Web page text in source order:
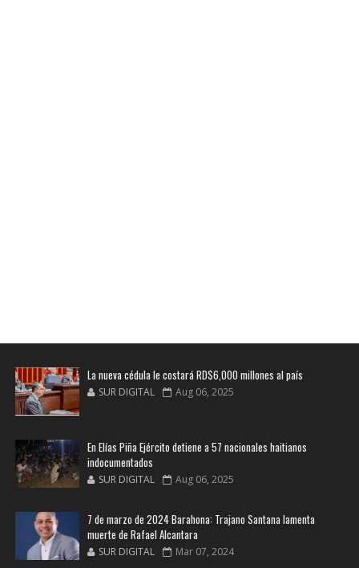
La nueva cédula le costará RD$6,000 millones al país
SUR DIGITAL Aug 06, 2025
En Elías Piña Ejército detiene a 57 nacionales haitianos
indocumentados
SUR DIGITAL Aug 06, 2025
7 de marzo de 2024 Barahona: Trajano Santana lamenta
muerte de Rafael Alcantara
SUR DIGITAL Mar 07, 2024